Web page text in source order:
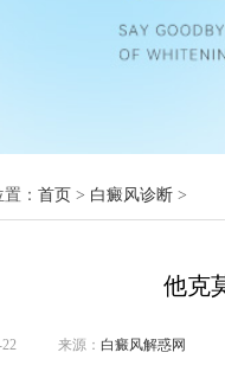
： 首页 > 白癜风诊断 >
他克
来源： 白癜风解惑网